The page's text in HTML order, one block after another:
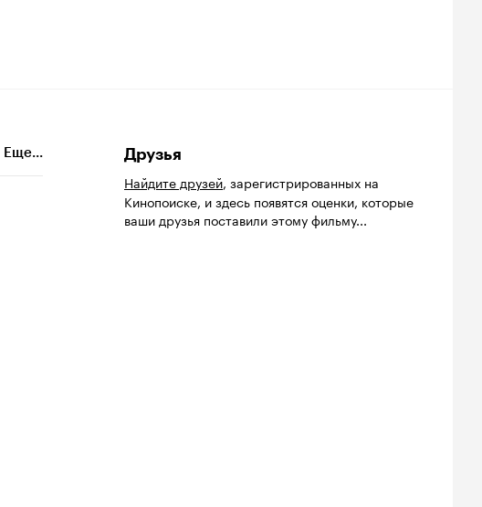
Еще...
Друзья
Найдите друзей, зарегистрированных на
Кинопоиске, и здесь появятся оценки, которые
ваши друзья поставили этому фильму...